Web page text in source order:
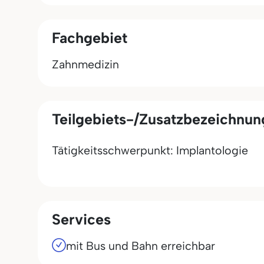
Fachgebiet
Zahnmedizin
Teilgebiets-/
Tätigkeitsschwerpunkt: Implantologie
Services
mit Bus und Bahn erreichbar